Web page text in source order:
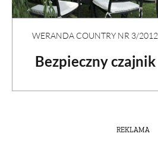
WERANDA COUNTRY NR 3/2012
Bezpieczny czajnik
REKLAMA